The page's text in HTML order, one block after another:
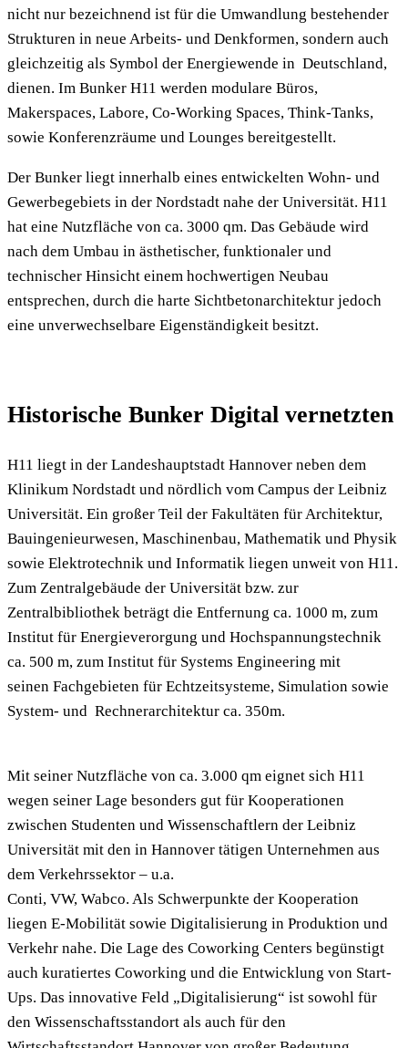
nicht nur bezeichnend ist für die Umwandlung bestehender
Strukturen in neue Arbeits- und Denkformen, sondern auch
gleichzeitig als Symbol der Energiewende in Deutschland,
dienen. Im Bunker H11 werden modulare Büros,
Makerspaces, Labore, Co-Working Spaces, Think-Tanks,
sowie Konferenzräume und Lounges bereitgestellt.
Der Bunker liegt innerhalb eines entwickelten Wohn- und
Gewerbegebiets in der Nordstadt nahe der Universität. H11
hat eine Nutzfläche von ca. 3000 qm. Das Gebäude wird
nach dem Umbau in ästhetischer, funktionaler und
technischer Hinsicht einem hochwertigen Neubau
entsprechen, durch die harte Sichtbetonarchitektur jedoch
eine unverwechselbare Eigenständigkeit besitzt.
Historische Bunker Digital vernetzten
H11 liegt in der Landeshauptstadt Hannover neben dem
Klinikum Nordstadt und nördlich vom Campus der Leibniz
Universität. Ein großer Teil der Fakultäten für Architektur,
Bauingenieurwesen, Maschinenbau, Mathematik und Physik
sowie Elektrotechnik und Informatik liegen unweit von H11.
Zum Zentralgebäude der Universität bzw. zur
Zentralbibliothek beträgt die Entfernung ca. 1000 m, zum
Institut für Energieverorgung und Hochspannungstechnik
ca. 500 m, zum Institut für Systems Engineering mit
seinen Fachgebieten für Echtzeitsysteme, Simulation sowie
System- und Rechnerarchitektur ca. 350m.
Mit seiner Nutzfläche von ca. 3.000 qm eignet sich H11
wegen seiner Lage besonders gut für Kooperationen
zwischen Studenten und Wissenschaftlern der Leibniz
Universität mit den in Hannover tätigen Unternehmen aus
dem Verkehrssektor – u.a.
Conti, VW, Wabco. Als Schwerpunkte der Kooperation
liegen E-Mobilität sowie Digitalisierung in Produktion und
Verkehr nahe. Die Lage des Coworking Centers begünstigt
auch kuratiertes Coworking und die Entwicklung von Start-
Ups. Das innovative Feld „Digitalisierung“ ist sowohl für
den Wissenschaftsstandort als auch für den